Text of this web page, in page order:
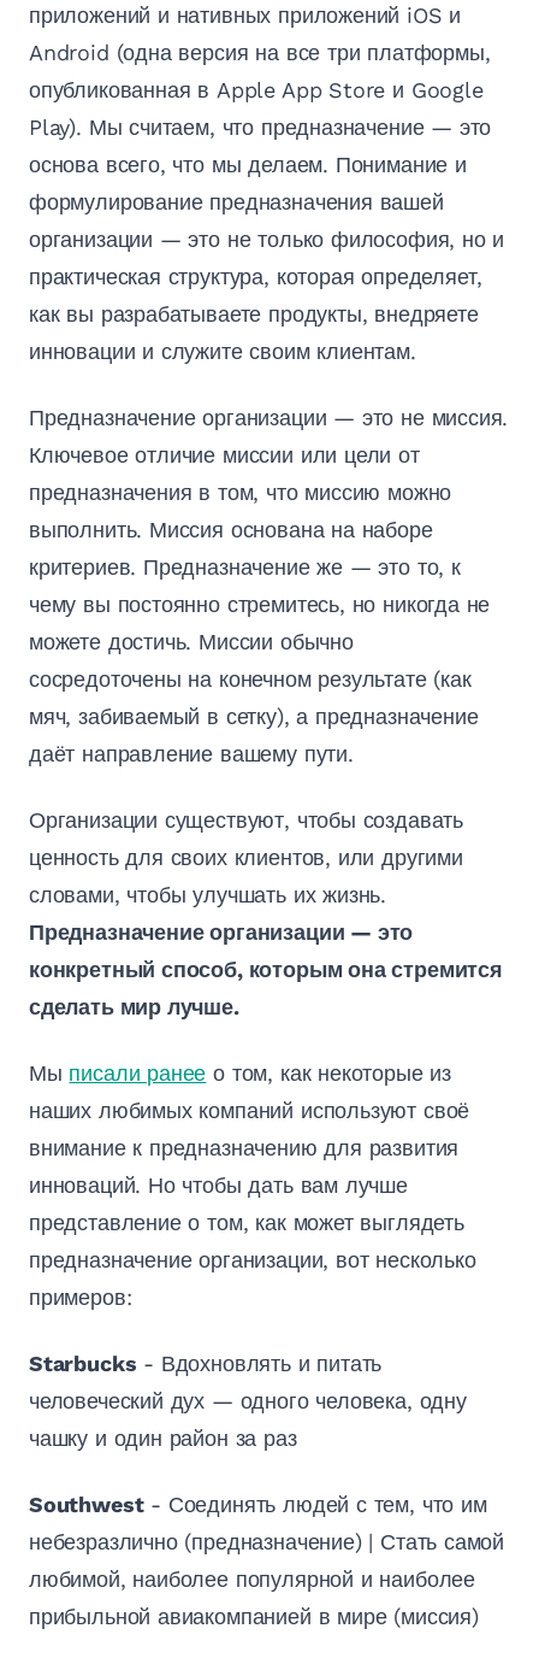
приложений и нативных приложений iOS и
Android (одна версия на все три платформы,
опубликованная в Apple App Store и Google
Play). Мы считаем, что предназначение — это
основа всего, что мы делаем. Понимание и
формулирование предназначения вашей
организации — это не только философия, но и
практическая структура, которая определяет,
как вы разрабатываете продукты, внедряете
инновации и служите своим клиентам.
Предназначение организации — это не миссия.
Ключевое отличие миссии или цели от
предназначения в том, что миссию можно
выполнить. Миссия основана на наборе
критериев. Предназначение же — это то, к
чему вы постоянно стремитесь, но никогда не
можете достичь. Миссии обычно
сосредоточены на конечном результате (как
мяч, забиваемый в сетку), а предназначение
даёт направление вашему пути.
Организации существуют, чтобы создавать
ценность для своих клиентов, или другими
словами, чтобы улучшать их жизнь.
Предназначение организации — это
конкретный способ, которым она стремится
сделать мир лучше.
Мы писали ранее о том, как некоторые из
наших любимых компаний используют своё
внимание к предназначению для развития
инноваций. Но чтобы дать вам лучше
представление о том, как может выглядеть
предназначение организации, вот несколько
примеров:
Starbucks - Вдохновлять и питать
человеческий дух — одного человека, одну
чашку и один район за раз
Southwest- Соединять людей с тем, что им
небезразлично (предназначение) | Стать самой
любимой, наиболее популярной и наиболее
прибыльной авиакомпанией в мире (миссия)